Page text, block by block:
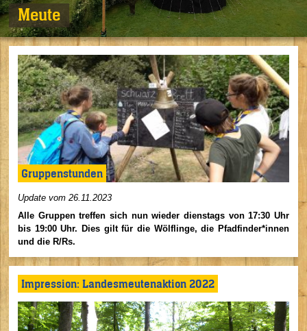
Meute
Gruppenstunden
Update vom 26.11.2023
Alle Gruppen treffen sich nun wieder dienstags von 17:30 Uhr
bis 19:00 Uhr. Dies gilt für die Wölflinge, die Pfadfinder*innen
und die R/Rs.
Impression: Landesmeutenaktion 2022